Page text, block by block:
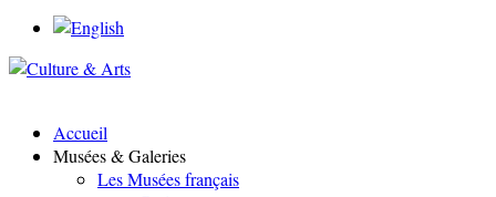
Accueil
Musées & Galeries
Les Musées français